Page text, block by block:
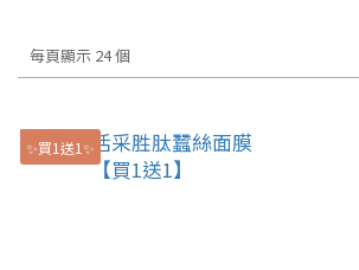
每頁顯示 24 個
✨買1送1✨